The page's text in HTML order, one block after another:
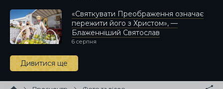
«Святкувати Преображення означає
пережити його з Христом», —
Блаженніший Святослав
6 серпня
Дивитися ще